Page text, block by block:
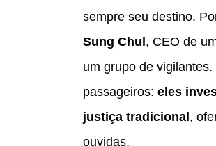
sempre seu destino.
Sung Chul , CEO de
um grupo de
passageiros: eles
justiça tradicional ,
ouvidas.